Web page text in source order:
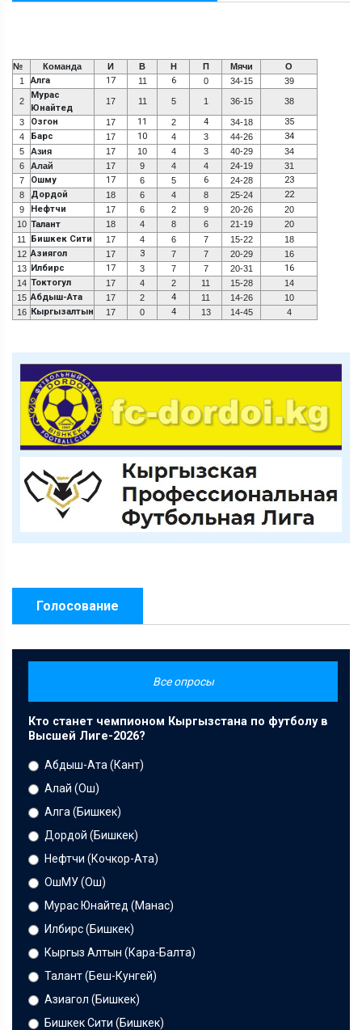
№ Команда И В Н П Мячи
О
1
Алга 17 11 6 0 34-15 39
2
Мурас
Юнайтед
17 11 5 1 36-15 38
3 Озгон 17 11 2 4 34-18 35
4 Барс 17 10 4 3 44-26 34
5 Азия 17 10 4 3 40-29
34
6
Алай 17 9 4 4 24-19
31
7
Ошму 17 6 5 6 24-28 23
8 Дордой 18 6 4 8 25-24 22
9 Нефтчи 17 6 2 9 20-26
20
10 Талант 18 4 8 6 21-19
20
11
Бишкек Сити 17 4 6 7 15-22
18
12 Азиягол 17 3 7 7 20-29
16
13 Илбирс 17 3 7 7 20-31 16
14 Токтогул 17 4 2 11 15-28
14
15 Абдыш-Ата 17 2 4 11 14-26
10
16 Кыргызалтын 17 0 4 13 14-45 4
Голосование
Все опросы
Кто станет чемпионом Кыргызстана по футболу в
Высшей Лиге-2026?
Абдыш-Ата (Кант)
Алай (Ош)
Алга (Бишкек)
Дордой (Бишкек)
Нефтчи (Кочкор-Ата)
ОшМУ (Ош)
Мурас Юнайтед (Манас)
Илбирс (Бишкек)
Кыргыз Алтын (Кара-Балта)
Талант (Беш-Кунгей)
Азиагол (Бишкек)
Бишкек Сити (Бишкек)